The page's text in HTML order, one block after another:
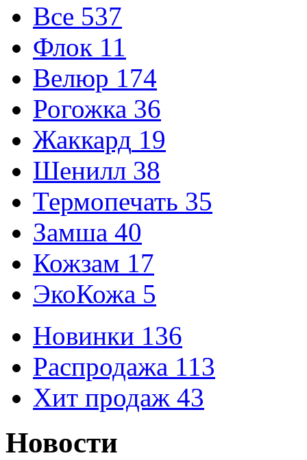
Все 537
Флок 11
Велюр 174
Рогожка 36
Жаккард 19
Шенилл 38
Термопечать 35
Замша 40
Кожзам 17
ЭкоКожа 5
Новинки 136
Распродажа 113
Хит продаж 43
Новости